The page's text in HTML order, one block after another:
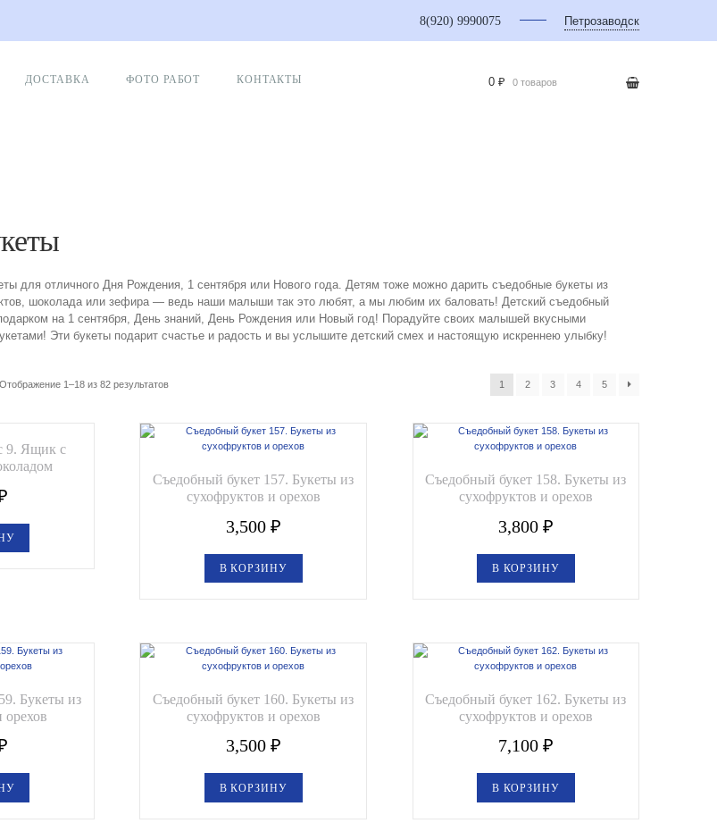
8(920) 9990075 Петрозаводск
ДОСТАВКА ФОТО РАБОТ КОНТАКТЫ 0 ₽ 0 товаров
для отличного Дня Рождения, 1 сентября или Нового года. Детям тоже можно дарить съедобные букеты из
шоколада или зефира — ведь наши малыши так это любят, а мы любим их баловать! Детский съедобный
на 1 сентября, День знаний, День Рождения или Новый год! Порадуйте своих малышей вкусными
Эти букеты подарит счастье и радость и вы услышите детский смех и настоящую искреннею улыбку!
Отображение 1–18 из 82 результатов 1 2 3 4 5
9. Ящик с
Съедобный букет 157. Букеты из
сухофруктов и орехов
3,500 ₽
В КОРЗИНУ
Съедобный букет 158. Букеты из
сухофруктов и орехов
3,800 ₽
В КОРЗИНУ
Букеты из
орехов
Съедобный букет 160. Букеты из
сухофруктов и орехов
3,500 ₽
В КОРЗИНУ
Съедобный букет 162. Букеты из
сухофруктов и орехов
7,100 ₽
В КОРЗИНУ